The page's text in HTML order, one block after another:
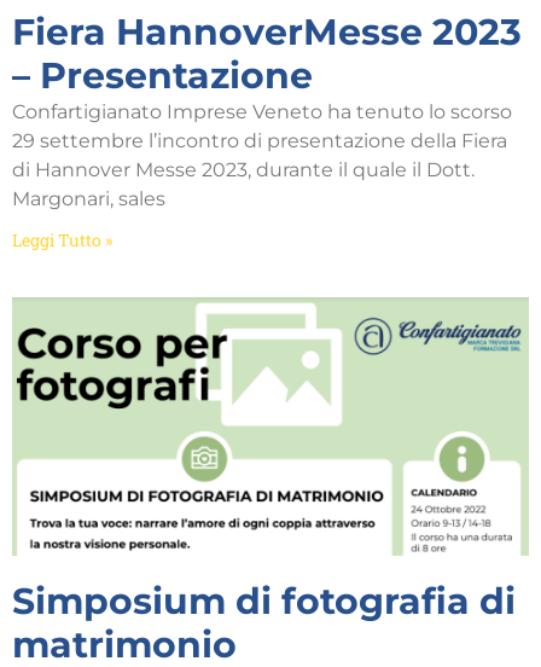
Fiera HannoverMesse 2023
– Presentazione
Confartigianato Imprese Veneto ha tenuto lo scorso
29 settembre l’incontro di presentazione della Fiera
di Hannover Messe 2023, durante il quale il Dott.
Margonari, sales
Leggi Tutto »
Simposium di fotografia di
matrimonio